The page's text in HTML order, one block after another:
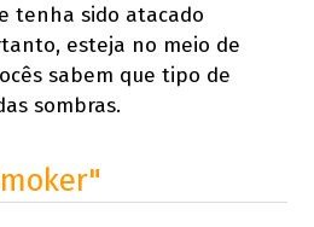
tenha sido atacado
esteja no meio de
sabem que tipo de
sombras.